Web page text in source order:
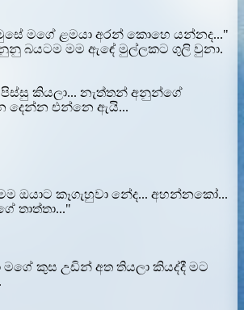
මගේ ළමයා අරන් කොහෙ යන්නද..."
බයටම මම ඇඳේ මුල්ලකට ගුලි වුනා.
කියලා... නැත්තන් අනුන්ගේ
දෙන්න එන්නෙ ඇයි...
ඔයාට කෑගැහුවා නේද... අහන්නකෝ...
තාත්තා..."
කුස උඩින් අත තියලා කියද්දී මට